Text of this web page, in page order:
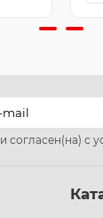
согласен(на) с